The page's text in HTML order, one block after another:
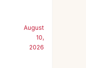
August
10,
2026